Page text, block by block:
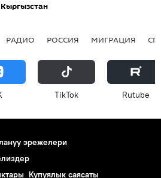
Кыргызстан
РАДИО РОССИЯ МИГРАЦИЯ
ТikТоk Rutube
эрежелери
Купуялык саясаты